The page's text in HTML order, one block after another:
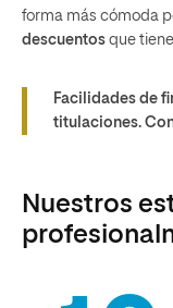
forma más cómoda
descuentos que
Facilidades de
titulaciones.
Nuestros